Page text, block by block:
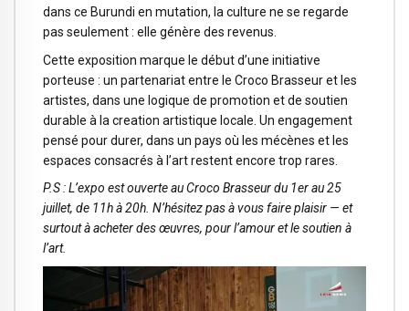
dans ce Burundi en mutation, la culture ne se regarde
pas seulement : elle génère des revenus.
Cette exposition marque le début d’une initiative
porteuse : un partenariat entre le Croco Brasseur et les
artistes, dans une logique de promotion et de soutien
durable à la creation artistique locale. Un engagement
pensé pour durer, dans un pays où les mécènes et les
espaces consacrés à l’art restent encore trop rares.
P.S : L’expo est ouverte au Croco Brasseur du 1er au 25
juillet, de 11h à 20h. N’hésitez pas à vous faire plaisir — et
surtout à acheter des œuvres, pour l’amour et le soutien à
l’art.